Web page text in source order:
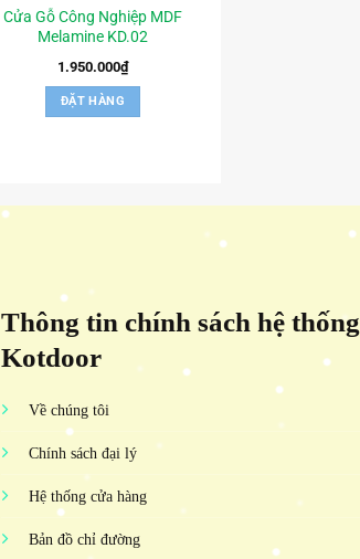
Cửa Gỗ Công Nghiệp MDF
Melamine KD.02
1.950.000₫
ĐẶT HÀNG
Thông tin chính sách hệ thống
Kotdoor
Về chúng tôi
Chính sách đại lý
Hệ thống cửa hàng
Bản đồ chỉ đường